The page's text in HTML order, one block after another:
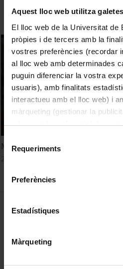
Aquest lloc web utilitza galetes
El lloc web de la Universitat de
pròpies i de tercers amb la
vostres preferències (recordar
al lloc web amb determinades
puguin diferenciar la vostra
usuaris), amb finalitats
interactueu amb el lloc web) i
màrqueting (gestionar la
adequant-la en funció dels
consultar laPolítica de galetes
Selecció
de Requeriments
Preferències
Estadístiques
Màrqueting
Mònica Serrano: Residus i